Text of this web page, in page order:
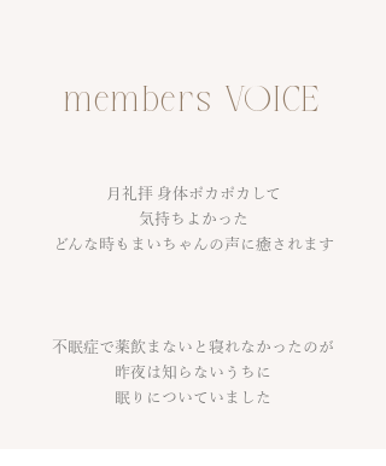
members VOICE
月礼拝 身体ポカポカして
気持ちよかった
どんな時もまいちゃんの声に癒されます
不眠症で薬飲まないと寝れなかったのが
昨夜は知らないうちに
眠りについていました